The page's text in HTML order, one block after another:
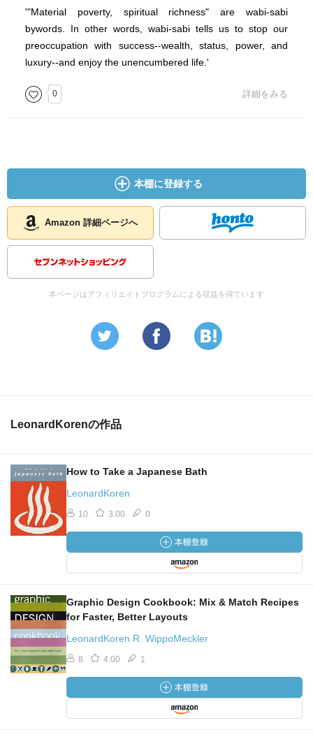
'"Material poverty, spiritual richness" are wabi-sabi
bywords. In other words, wabi-sabi tells us to stop our
preoccupation with success--wealth, status, power, and
luxury--and enjoy the unencumbered life.'
0 詳細をみる
本棚に登録する
Amazon 詳細ページへ
本ページはアフィリエイトプログラムによる収益を得ています
LeonardKorenの作品
How to Take a Japanese Bath
LeonardKoren
10 3.00 0
Graphic Design Cookbook: Mix & Match Recipes
for Faster, Better Layouts
LeonardKoren R. WippoMeckler
8 4.00 1